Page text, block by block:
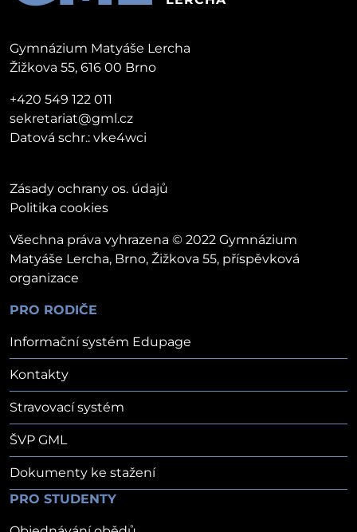
Gymnázium Matyáše Lercha
Žižkova 55, 616 00 Brno
+420 549 122 011
sekretariat@gml.cz
Datová schr.: vke4wci
PRO RODIČE
Informační systém Edupage
Kontakty
Stravovací systém
ŠVP GML
Dokumenty ke stažení
PRO STUDENTY
Zásady ochrany os. údajů
Politika cookies
Všechna práva vyhrazena © 2022 Gymnázium
Matyáše Lercha, Brno, Žižkova 55, příspěvková
organizace